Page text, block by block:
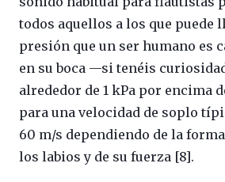
todos aquellos a los que puede
presión que un ser humano es
en su boca —si tenéis
alrededor de 1 kPa por encima
para una velocidad de soplo
60 m/s dependiendo de la
los labios y de su fuerza [8].